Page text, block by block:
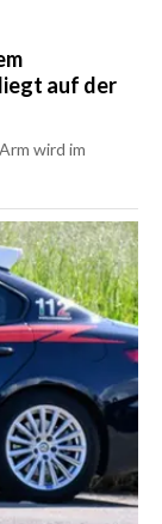
auf der
wird im